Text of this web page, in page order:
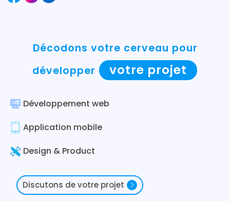
Décodons votre cerveau pour
développer
votre projet
Développement web
Application mobile
Design & Product
Discutons de votre projet